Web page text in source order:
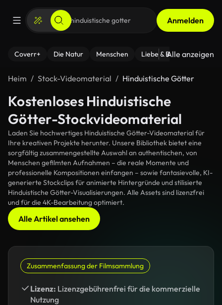
Anmelden
Coverr+ Die Natur Menschen Liebe & Beziehungen
Alle anzeigen
Heim Stock-Videomaterial Hinduistische Götter
Kostenloses Hinduistische
Götter-Stockvideomaterial
Laden Sie hochwertiges Hinduistische Götter-Videomaterial für
Ihre kreativen Projekte herunter. Unsere Bibliothek bietet eine
sorgfältig zusammengestellte Auswahl an authentischen, von
Menschen gefilmten Aufnahmen – die reale Momente und
professionelle Kompositionen einfangen – sowie fantasievolle, KI-
generierte Stockclips für animierte Hintergründe und stilisierte
Hinduistische Götter-Visualisierungen. Alle Assets sind lizenzfrei
und für die 4K-Bearbeitung optimiert.
Alle Artikel ansehen
Zusammenfassung der Filmsammlung
Lizenz: Lizenzgebührenfrei für die kommerzielle
Nutzung